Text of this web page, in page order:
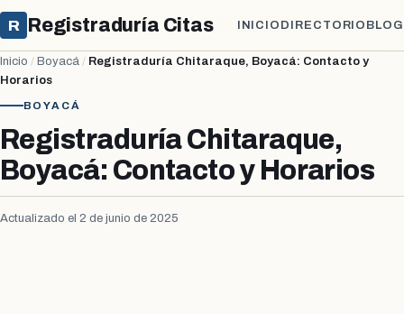
R Registraduría Citas INICIO DIRECTORIO BLOG
Inicio / Boyacá / Registraduría Chitaraque, Boyacá: Contacto y
Horarios
BOYACÁ
Registraduría Chitaraque,
Boyacá: Contacto y Horarios
Actualizado el 2 de junio de 2025